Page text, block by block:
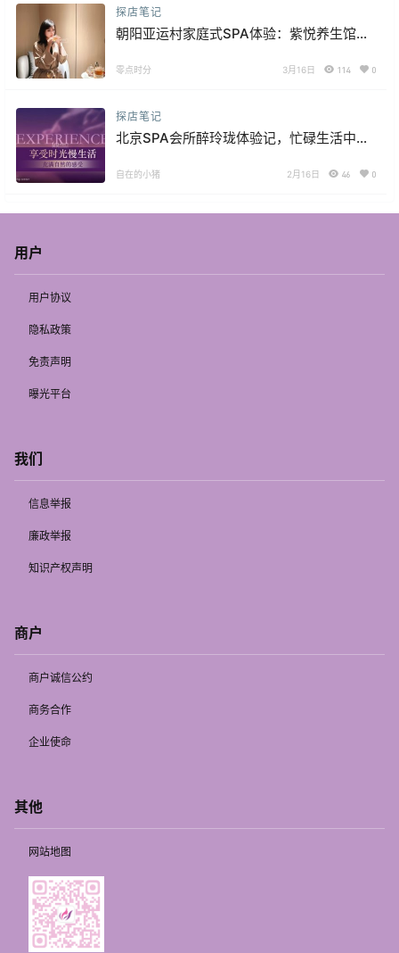
探店笔记
朝阳亚运村家庭式SPA体验：紫悦养生馆，
零点时分 3月16日 114 0
探店笔记
北京SPA会所醉玲珑体验记，忙碌生活中的
自在的小猪 2月16日 46 0
用户
用户协议
隐私政策
免责声明
曝光平台
我们
信息举报
廉政举报
知识产权声明
商户
商户诚信公约
商务合作
企业使命
其他
网站地图